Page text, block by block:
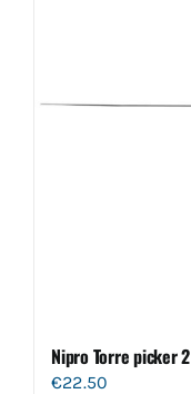
Nipro Torre picker 2
€22.50